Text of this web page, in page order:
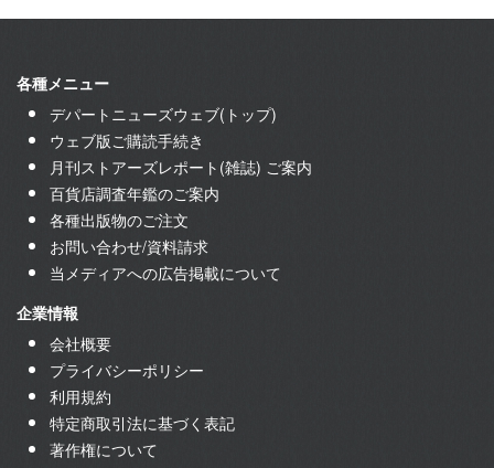
各種メニュー
デパートニューズウェブ(トップ)
ウェブ版ご購読手続き
月刊ストアーズレポート(雑誌) ご案内
百貨店調査年鑑のご案内
各種出版物のご注文
お問い合わせ/資料請求
当メディアへの広告掲載について
企業情報
会社概要
プライバシーポリシー
利用規約
特定商取引法に基づく表記
著作権について